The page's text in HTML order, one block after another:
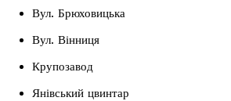
Вул. Брюховицька
Вул. Вінниця
Крупозавод
Янівський цвинтар